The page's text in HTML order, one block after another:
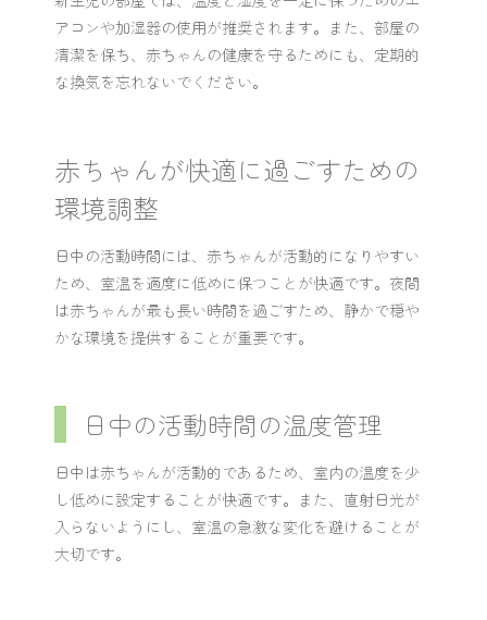
アコンや加湿器の使用が推奨されます。また、部屋の
清潔を保ち、赤ちゃんの健康を守るためにも、定期的
な換気を忘れないでください。
赤ちゃんが快適に過ごすための
環境調整
日中の活動時間には、赤ちゃんが活動的になりやすい
ため、室温を適度に低めに保つことが快適です。夜間
は赤ちゃんが最も長い時間を過ごすため、静かで穏や
かな環境を提供することが重要です。
日中の活動時間の温度管理
日中は赤ちゃんが活動的であるため、室内の温度を少
し低めに設定することが快適です。また、直射日光が
入らないようにし、室温の急激な変化を避けることが
大切です。